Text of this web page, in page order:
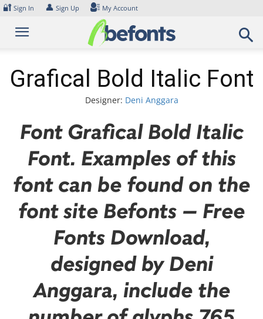
Skip
content
🔐 Sign In 👤 Sign Up My Account
Grafical Bold Italic Font
Designer: Deni Anggara
Font Grafical Bold Italic
Font. Examples of this
font can be found on the
font site Befonts – Free
Fonts Download,
designed by Deni
Anggara, include the